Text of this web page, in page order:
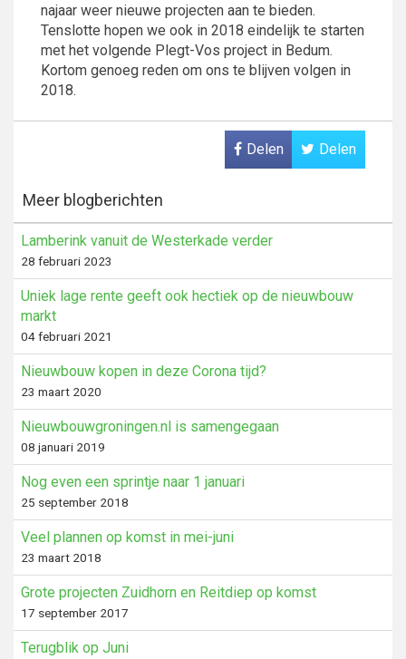
najaar weer nieuwe projecten aan te bieden.
Tenslotte hopen we ook in 2018 eindelijk te starten
met het volgende Plegt-Vos project in Bedum.
Kortom genoeg reden om ons te blijven volgen in
2018.
Delen Delen
Meer blogberichten
Lamberink vanuit de Westerkade verder
28 februari 2023
Uniek lage rente geeft ook hectiek op de nieuwbouw
markt
04 februari 2021
Nieuwbouw kopen in deze Corona tijd?
23 maart 2020
Nieuwbouwgroningen.nl is samengegaan
08 januari 2019
Nog even een sprintje naar 1 januari
25 september 2018
Veel plannen op komst in mei-juni
23 maart 2018
Grote projecten Zuidhorn en Reitdiep op komst
17 september 2017
Terugblik op Juni